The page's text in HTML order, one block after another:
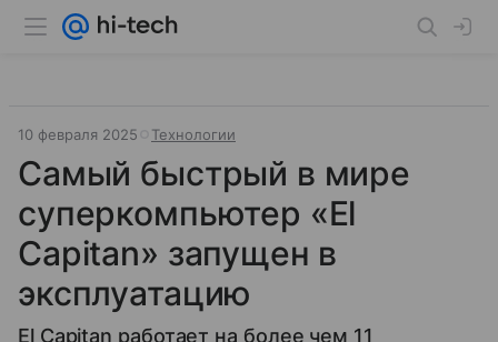
10 февраля 2025 Технологии
Самый быстрый в мире
суперкомпьютер «El
Capitan» запущен в
эксплуатацию
El Capitan работает на более чем 11